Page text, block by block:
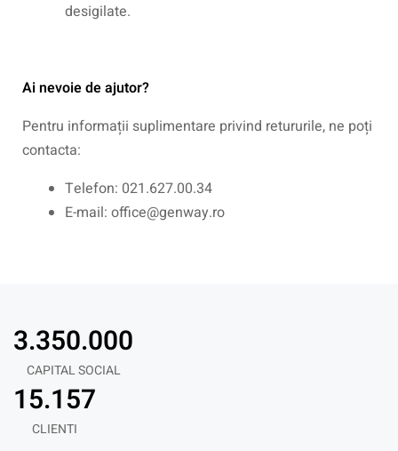
desigilate.
Ai nevoie de ajutor?
Pentru informații suplimentare privind retururile, ne poți
contacta:
Telefon: 021.627.00.34
E-mail: office@genway.ro
CAPITAL SOCIAL
3.350.000
CLIENTI
15.157